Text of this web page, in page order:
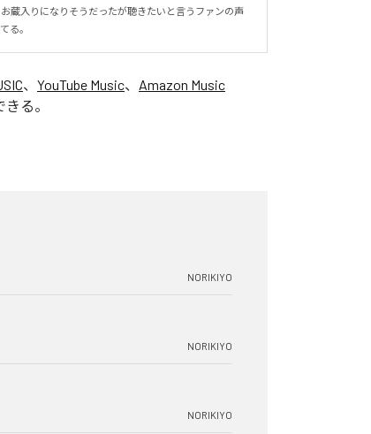
蔵入りになりそうだったが聴きたいと言うファンの声
る。
、 YouTube Music、 Amazon Music
る。
NORIKIYO
NORIKIYO
NORIKIYO